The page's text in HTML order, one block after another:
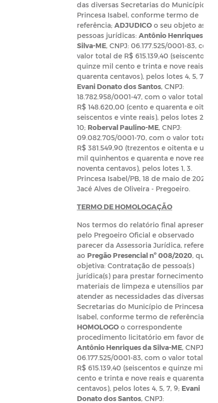
das diversas Secretarias do Município de
Princesa Isabel, conforme termo de
referência; ADJUDICOo seu objeto as
pessoas jurídicas: Antônio Henriques da
Silva-ME, CNPJ: 06.177.525/0001-83, com
valor total de R$ 615.139,40 (seiscentos e
quinze mil cento e trinta e nove reais e
quarenta centavos), pelos lotes 4, 5, 7, 9;
Evani Donato dos Santos, CNPJ:
18.782.958/0001-47, com o valor total de
R$ 148.620,00 (cento e quarenta e oito
seiscentos e vinte reais), pelos lotes 2, 6,
10; Roberval Paulino-ME, CNPJ:
09.082.705/0001-70, com o valor total de
R$ 381.549,90 (trezentos e oitenta e um
mil quinhentos e quarenta e nove reais e
noventa centavos), pelos lotes 1, 3.
Princesa Isabel/PB, 18 de maio de 2020.
Jacé Alves de Oliveira - Pregoeiro.
TERMO DE HOMOLOGAÇÃO
Nos termos do relatório final
pelo Pregoeiro Oficial e observado
parecer da Assessoria Jurídica, referente
ao Pregão Presencial nº 008/2020, que
objetiva: Contratação de pessoa(s)
jurídica(s) para prestar fornecimento de
materiais de limpeza e utensílios para
atender as necessidades das diversas
Secretarias do Município de Princesa
Isabel, conforme termo de referência;
HOMOLOGOo correspondente
procedimento licitatório em favor de:
Antônio Henriques da Silva-ME, CNPJ:
06.177.525/0001-83, com o valor total de
R$ 615.139,40 (seiscentos e quinze mil
cento e trinta e nove reais e quarenta
centavos), pelos lotes 4, 5, 7, 9; Evani
Donato dos Santos, CNPJ: